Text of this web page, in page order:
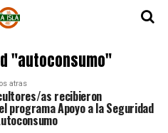
"autoconsumo"
atras
as recibieron
programa Apoyo a la Seguridad